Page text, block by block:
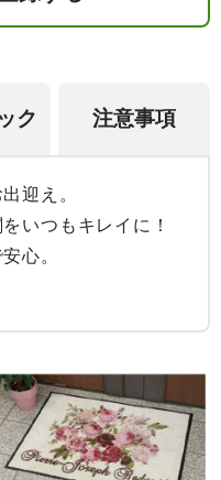
ク 注意事項
迎え。
いつもキレイに！
心。